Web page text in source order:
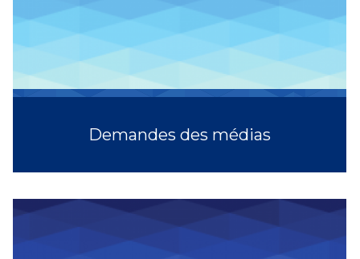
Demandes des médias